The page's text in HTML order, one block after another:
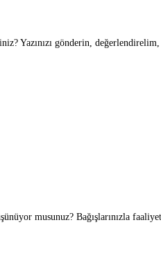
Yazınızı gönderin,
musunuz? Bağışlarınızla